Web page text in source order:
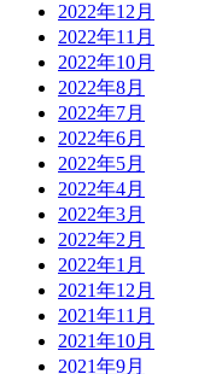
2022年12月
2022年11月
2022年10月
2022年8月
2022年7月
2022年6月
2022年5月
2022年4月
2022年3月
2022年2月
2022年1月
2021年12月
2021年11月
2021年10月
2021年9月